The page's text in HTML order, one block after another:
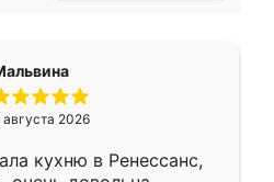
августа 2026
кухню в Ренессанс,